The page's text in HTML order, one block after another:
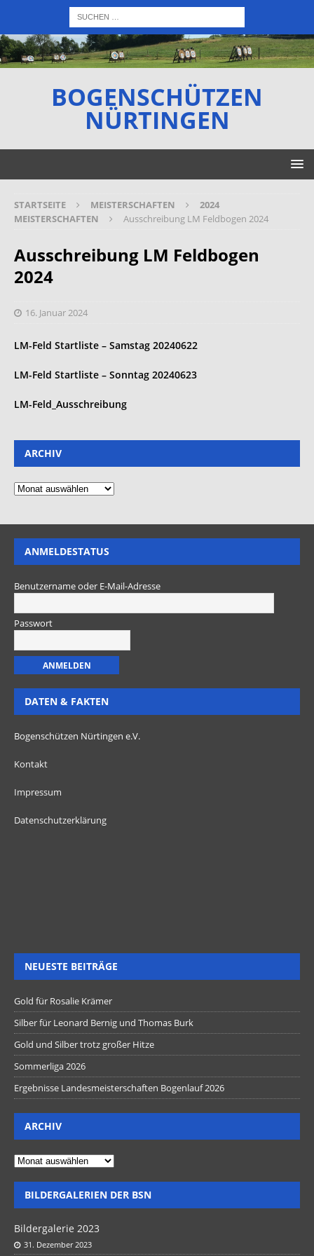
BOGENSCHÜTZEN
NÜRTINGEN
STARTSEITE MEISTERSCHAFTEN
2024
MEISTERSCHAFTEN
Ausschreibung LM Feldbogen 2024
Ausschreibung LM Feldbogen
2024
16. Januar 2024
LM-Feld Startliste – Samstag 20240622
LM-Feld Startliste – Sonntag 20240623
LM-Feld_Ausschreibung
ARCHIV
ANMELDESTATUS
Benutzername oder E-Mail-Adresse
Passwort
DATEN & FAKTEN
Bogenschützen Nürtingen e.V.
Kontakt
Impressum
Datenschutzerklärung
NEUESTE BEITRÄGE
Gold für Rosalie Krämer
Silber für Leonard Bernig und Thomas Burk
Gold und Silber trotz großer Hitze
Sommerliga 2026
Ergebnisse Landesmeisterschaften Bogenlauf 2026
ARCHIV
BILDERGALERIEN DER BSN
Bildergalerie 2023
31. Dezember 2023